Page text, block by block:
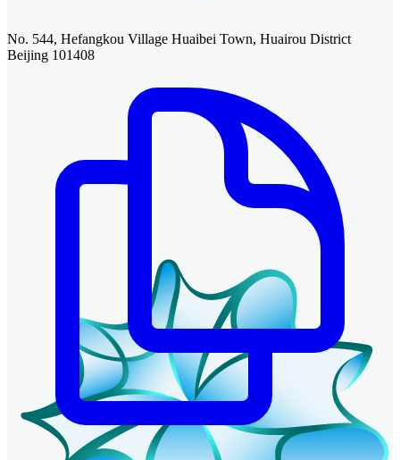
No. 544, Hefangkou Village Huaibei Town, Huairou District
Beijing 101408